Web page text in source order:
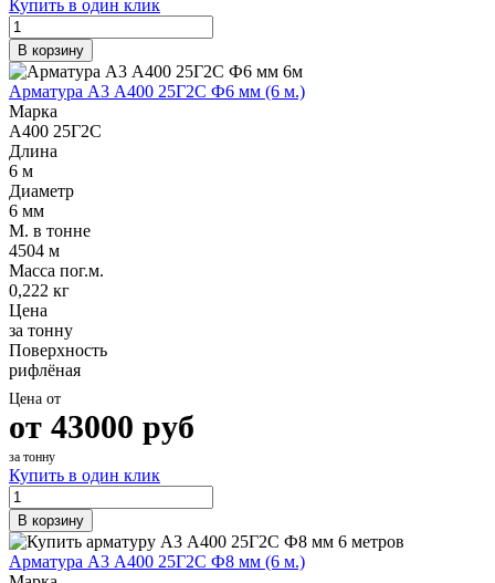
Купить в один клик
В корзину
Арматура А3 А400 25Г2С Ф6 мм (6 м.)
Марка
А400 25Г2С
Длина
6 м
Диаметр
6 мм
М. в тонне
4504 м
Масса пог.м.
0,222 кг
Цена
за тонну
Поверхность
рифлёная
Цена от
от 43000 руб
за тонну
Купить в один клик
В корзину
Арматура А3 А400 25Г2С Ф8 мм (6 м.)